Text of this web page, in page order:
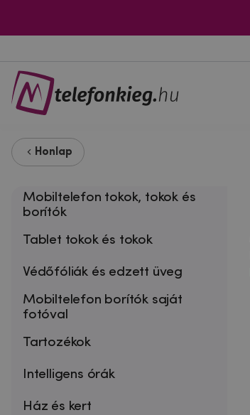
Honlap
Mobiltelefon tokok, tokok és
borítók
Tablet tokok és tokok
Védőfóliák és edzett üveg
Mobiltelefon borítók saját
fotóval
Tartozékok
Intelligens órák
Ház és kert